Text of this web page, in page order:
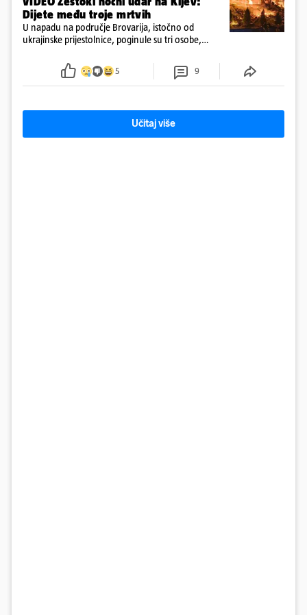
Dijete među troje mrtvih
U napadu na područje Brovarija, istočno od
ukrajinske prijestolnice, poginule su tri osobe,
5 9
Učitaj više